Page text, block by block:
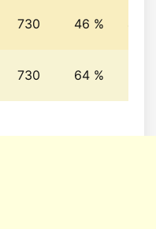
730 46 %
730 64 %